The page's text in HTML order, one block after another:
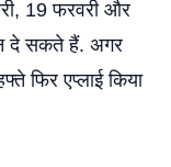
19 फरवरी और
दे सकते हैं. अगर
फिर एप्लाई किया